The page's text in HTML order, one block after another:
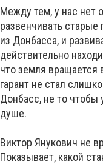
Между тем, у нас нет
развенчивать
из Донбасса, и
действительно
что земля вращается
гарант не стал
Донбасс, не то чтобы
душе.
Виктор Янукович не
Показывает, какой